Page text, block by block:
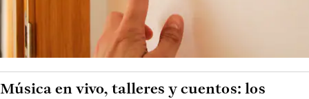
Música en vivo, talleres y cuentos: los